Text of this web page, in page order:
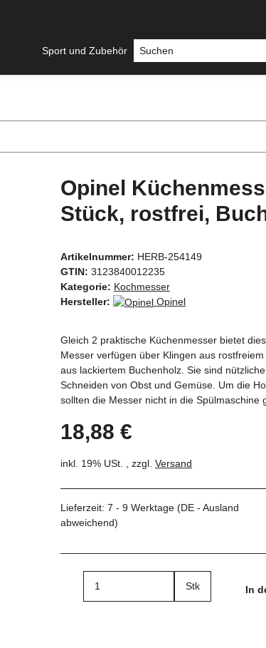
Sport und Zubehör Messer
Opinel
Stück, rostfrei,
Artikelnummer: HERB-254149
GTIN: 3123840012235
Kategorie: Kochmesser
Hersteller:
Opinel
Gleich 2 praktische Küchenmesser bietet
Messer verfügen über Klingen aus
aus lackiertem Buchenholz. Sie sind
Schneiden von Obst und Gemüse. Um die
sollten die Messer nicht in die Spülmaschine
18,88 €
inkl. 19% USt. , zzgl. Versand
Lieferzeit: 7 - 9 Werktage (DE - Ausland
abweichend)
Stk In